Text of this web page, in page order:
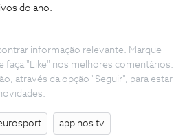
do ano.
informação relevante. Marque
faça "Like" nos melhores comentários.
através da opção "Seguir", para estar
app nos tv